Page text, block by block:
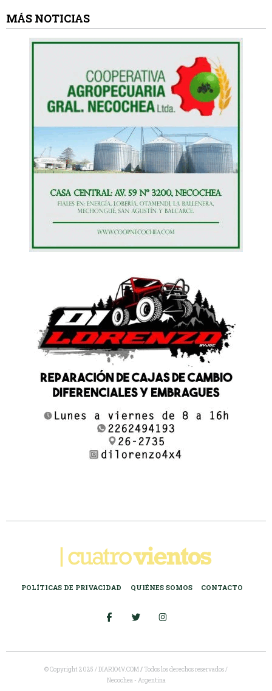
MÁS NOTICIAS
POLÍTICAS DE PRIVACIDAD QUIÉNES SOMOS CONTACTO
© Copyright 2025 / DIARIO4V.COM/Todos los derechos reservados /
Necochea - Argentina